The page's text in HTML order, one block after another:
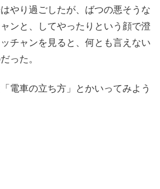
やり過ごしたが、ばつの悪そうな
ンと、してやったりという顔で澄
チャンを見ると、何とも言えない
った。
電車の立ち方」とかいってみよう